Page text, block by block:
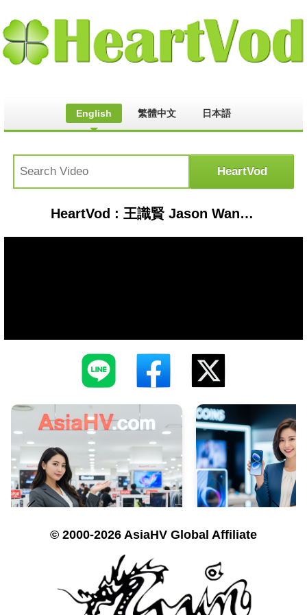
English 繁體中文 日本語
HeartVod : 王識賢 Jason Wang || 王识贤经典歌曲 - 王识贤的歌 | 忘不了(王识贤歌曲) [愛到無命不知驚 x 腳踏車 x 反背 ] Best Of Wang Shih-hsien
© 2000-2026 AsiaHV Global Affiliate